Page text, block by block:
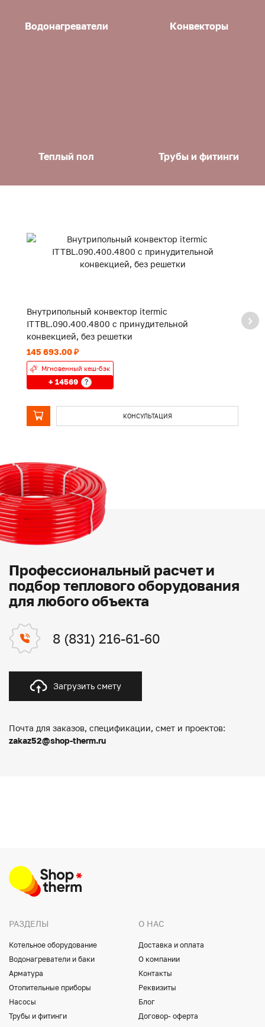
Водонагреватели Конвекторы
Теплый пол Трубы и фитинги
Внутрипольный конвектор itermic
ITTBL.090.400.4800 с принудительной
конвекцией, без решетки
145 693.00 ₽
Мгновенный кеш-бэк
+ 14569 ?
КОНСУЛЬТАЦИЯ
Профессиональный расчет и
подбор теплового оборудования
для любого объекта
8 (831) 216-61-60
Загрузить смету
Почта для заказов, спецификации, смет и проектов:
zakaz52@shop-therm.ru
РАЗДЕЛЫ
Котельное оборудование
Водонагреватели и баки
Арматура
Отопительные приборы
Насосы
Трубы и фитинги
О НАС
Доставка и оплата
О компании
Контакты
Реквизиты
Блог
Договор- оферта